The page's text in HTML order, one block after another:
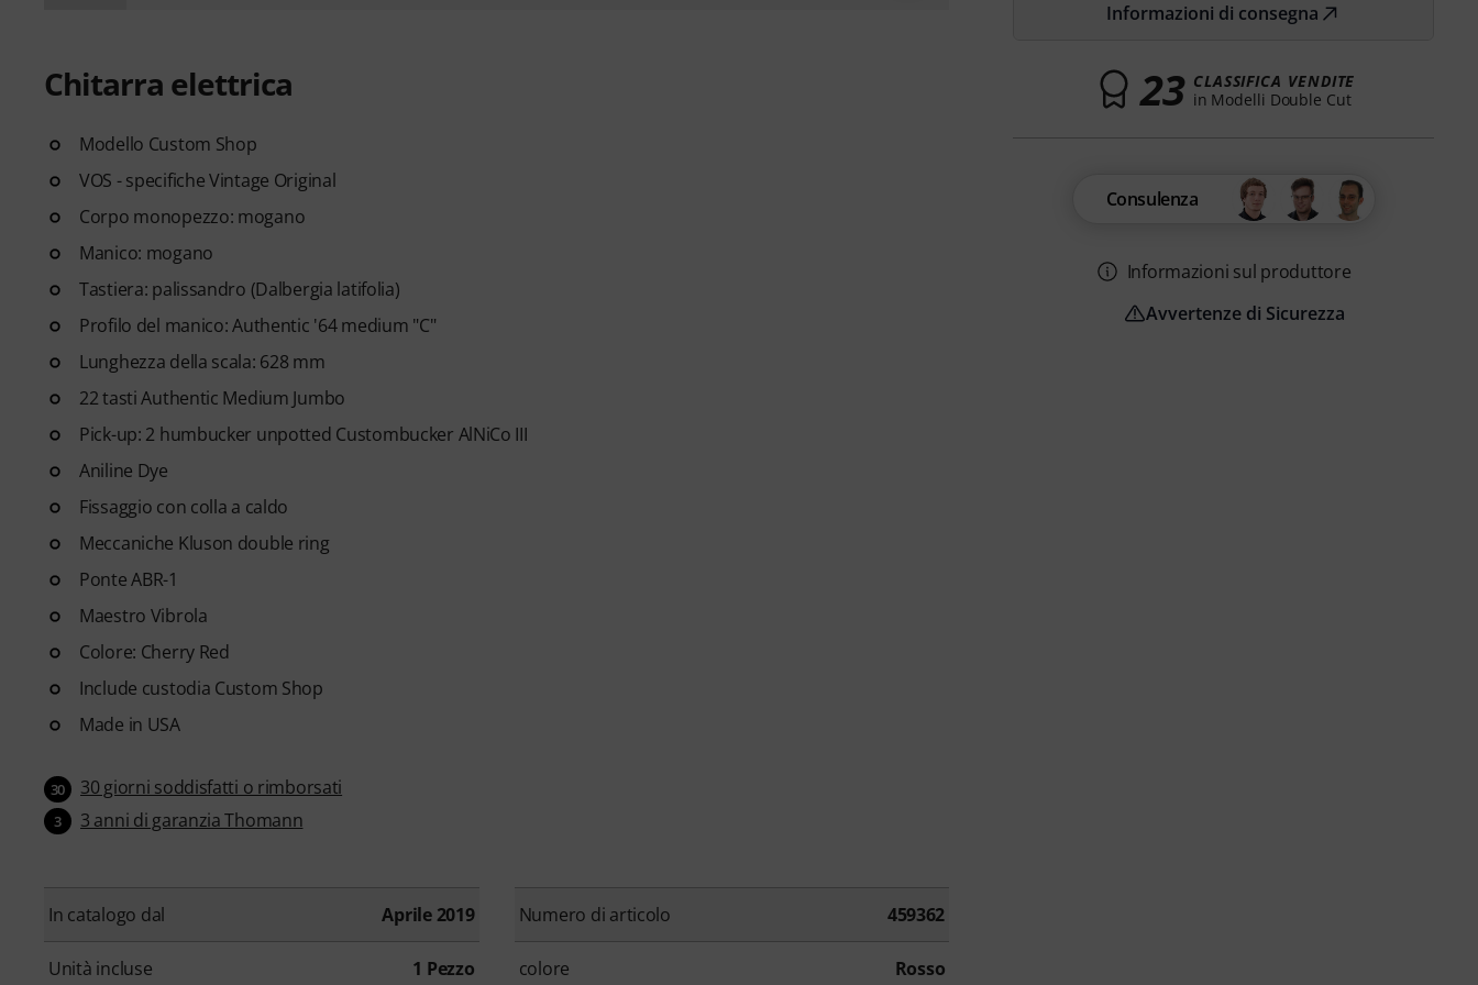
Chitarra elettrica
Modello Custom Shop
VOS - specifiche Vintage Original
Corpo monopezzo: mogano
Manico: mogano
Tastiera: palissandro (Dalbergia latifolia)
Profilo del manico: Authentic '64 medium "C"
Lunghezza della scala: 628 mm
22 tasti Authentic Medium Jumbo
Pick-up: 2 humbucker unpotted Custombucker AlNiCo III
Aniline Dye
Fissaggio con colla a caldo
Meccaniche Kluson double ring
Ponte ABR-1
Maestro Vibrola
Colore: Cherry Red
Include custodia Custom Shop
Made in USA
30 30 giorni soddisfatti o rimborsati
3 3 anni di garanzia Thomann
In catalogo dal Aprile 2019 Numero di articolo 459362
Unità incluse 1 Pezzo colore Rosso
Informazioni di consegna
23 CLASSIFICA VENDITE
in Modelli Double Cut
Consulenza
Informazioni sul produttore
Avvertenze di Sicurezza